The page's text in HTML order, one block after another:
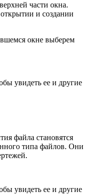
части окна.
и создании
окне выберем
увидеть ее и другие
файла становятся
типа файлов. Они
увидеть ее и другие